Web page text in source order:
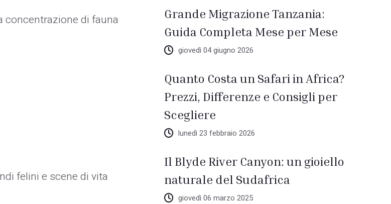
concentrazione di fauna
felini e scene di vita
Grande Migrazione Tanzania:
Guida Completa Mese per Mese
giovedì 04 giugno 2026
Quanto Costa un Safari in Africa?
Prezzi, Differenze e Consigli per
Scegliere
lunedì 23 febbraio 2026
Il Blyde River Canyon: un gioiello
naturale del Sudafrica
giovedì 06 marzo 2025